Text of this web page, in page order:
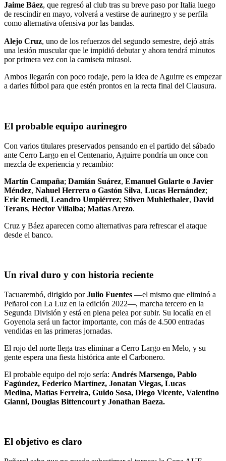
Jaime Báez, que regresó al club tras su breve paso por Italia luego
de rescindir en mayo, volverá a vestirse de aurinegro y se perfila
como alternativa ofensiva por las bandas.
Alejo Cruz, uno de los refuerzos del segundo semestre, dejó atrás
una lesión muscular que le impidió debutar y ahora tendrá minutos
por primera vez con la camiseta mirasol.
Ambos llegarán con poco rodaje, pero la idea de Aguirre es empezar
a darles fútbol para que estén prontos en la recta final del Clausura.
El probable equipo aurinegro
Con varios titulares preservados pensando en el partido del sábado
ante Cerro Largo en el Centenario, Aguirre pondría un once con
mezcla de experiencia y recambio:
Martín Campaña; Damián Suárez, Emanuel Gularte o Javier
Méndez, Nahuel Herrera o Gastón Silva, Lucas Hernández;
Eric Remedi, Leandro Umpiérrez; Stiven Muhlethaler, David
Terans, Héctor Villalba; Matías Arezo.
Cruz y Báez aparecen como alternativas para refrescar el ataque
desde el banco.
Un rival duro y con historia reciente
Tacuarembó, dirigido porJulio Fuentes —el mismo que eliminó a
Peñarol con La Luz en la edición 2022—, marcha tercero en la
Segunda División y está en plena pelea por subir. Su localía en el
Goyenola será un factor importante, con más de 4.500 entradas
vendidas en las primeras jornadas.
El rojo del norte llega tras eliminar a Cerro Largo en Melo, y su
gente espera una fiesta histórica ante el Carbonero.
El probable equipo del rojo sería: Andrés Marsengo, Pablo
Fagúndez, Federico Martínez, Jonatan Viegas, Lucas
Medina, Matías Ferreira, Guido Sosa, Diego Vicente, Valentino
Gianni, Douglas Bittencourt y Jonathan Baeza.
El objetivo es claro